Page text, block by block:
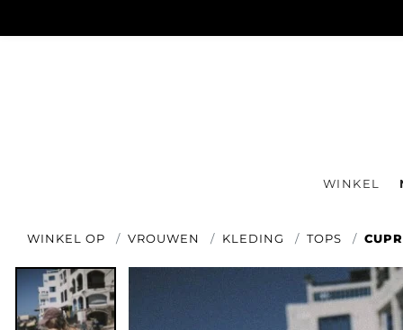
WINKEL
WINKEL OP VROUWEN KLEDING TOPS